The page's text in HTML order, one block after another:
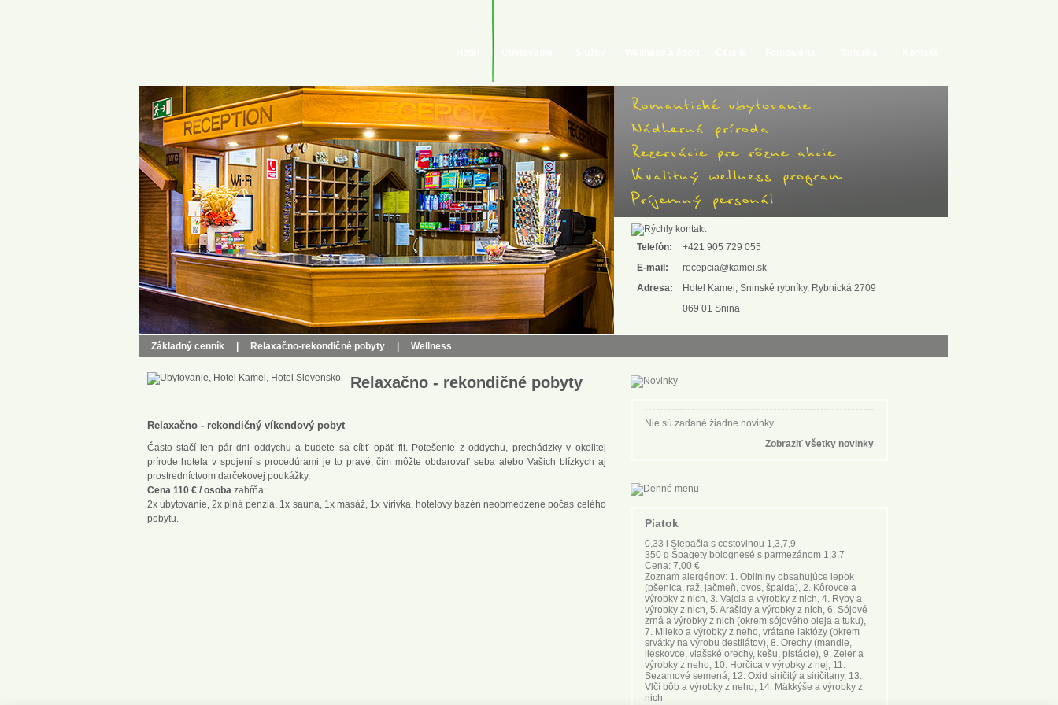
Telefón:
+421 905 729 055
E-mail:
recepcia@kamei.sk
Adresa:
Hotel Kamei, Sninské rybníky, Rybnická 2709
069 01 Snina
Základný cenník Relaxačno-rekondičné pobyty Wellness
Relaxačno - rekondičné pobyty
Relaxačno - rekondičný víkendový pobyt
Často stačí len pár dni oddychu a budete sa cítiť opäť fit. Potešenie z oddychu, prechádzky v okolitej
prírode hotela v spojení s procedúrami je to pravé, čím môžte obdarovať seba alebo Vašich blízkych aj
prostredníctvom darčekovej poukážky.
Cena 110 € / osobazahŕňa:
2x ubytovanie, 2x plná penzia, 1x sauna, 1x masáž, 1x vírivka, hotelový bazén neobmedzene počas celého
pobytu.
Nie sú zadané žiadne novinky
Zobraziť všetky novinky
Piatok
0,33 l Slepačia s cestovinou 1,3,7,9
350 g Špagety bolognesé s parmezánom 1,3,7
Cena: 7,00 €
Zoznam alergénov: 1. Obilniny obsahujúce lepok
(pšenica, raž, jačmeň, ovos, špalda), 2. Kôrovce a
výrobky z nich, 3. Vajcia a výrobky z nich, 4. Ryby a
výrobky z nich, 5. Arašidy a výrobky z nich, 6. Sójové
zrná a výrobky z nich (okrem sójového oleja a tuku),
7. Mlieko a výrobky z neho, vrátane laktózy (okrem
srvátky na výrobu destilátov), 8. Orechy (mandle,
lieskovce, vlašské orechy, kešu, pistácie), 9. Zeler a
výrobky z neho, 10. Horčica v výrobky z nej, 11.
Sezamové semená, 12. Oxid siričitý a siričitany, 13.
Vlčí bôb a výrobky z neho, 14. Mäkkýše a výrobky z
nich